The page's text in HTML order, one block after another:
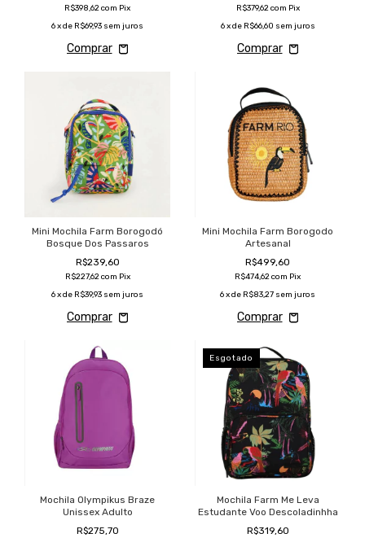
R$398,62com Pix
6x de R$69,93 sem juros
R$379,62com Pix
6 x de R$66,60 sem juros
Mini Mochila Farm Borogodó
Bosque Dos Passaros
R$239,60
R$227,62com Pix
6x de R$39,93 sem juros
Mini Mochila Farm Borogodo
Artesanal
R$499,60
R$474,62com Pix
6x de R$83,27 sem juros
Mochila Olympikus Braze
Unissex Adulto
R$275,70
Esgotado
Mochila Farm Me Leva
Estudante Voo Descoladinhha
R$319,60